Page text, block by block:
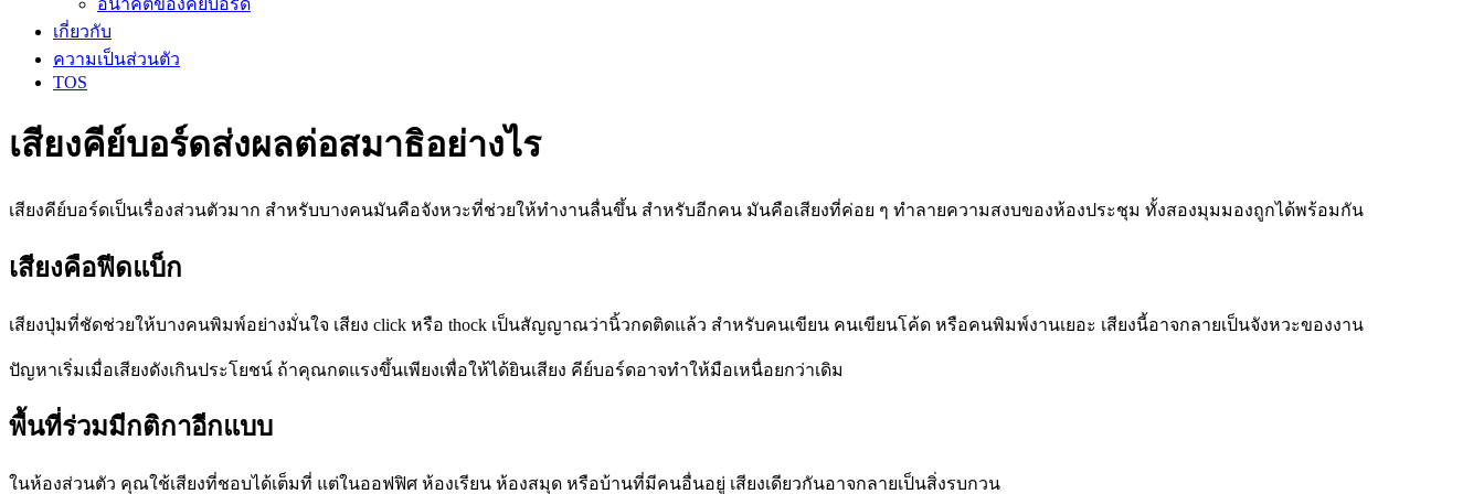
เกี่ยวกับ
ความเป็นส่วนตัว
TOS
เสียงคีย์บอร์ดส่งผลต่อสมาธิอย่างไร
เสียงคีย์บอร์ดเป็นเรื่องส่วนตัวมาก สำหรับบางคนมันคือจังหวะที่ช่วยให้ทำงานลื่นขึ้น สำหรับอีกคน มันคือเสียงที่ค่อย ๆ ทำลายความสงบของห้องประชุม ทั้งสองมุมมองถูกได้พร้อมกัน
เสียงคือฟีดแบ็ก
เสียงปุ่มที่ชัดช่วยให้บางคนพิมพ์อย่างมั่นใจ เสียง click หรือ thock เป็นสัญญาณว่านิ้วกดติดแล้ว สำหรับคนเขียน คนเขียนโค้ด หรือคนพิมพ์งานเยอะ เสียงนี้อาจกลายเป็นจังหวะของงาน
ปัญหาเริ่มเมื่อเสียงดังเกินประโยชน์ ถ้าคุณกดแรงขึ้นเพียงเพื่อให้ได้ยินเสียง คีย์บอร์ดอาจทำให้มือเหนื่อยกว่าเดิม
พื้นที่ร่วมมีกติกาอีกแบบ
ในห้องส่วนตัว คุณใช้เสียงที่ชอบได้เต็มที่ แต่ในออฟฟิศ ห้องเรียน ห้องสมุด หรือบ้านที่มีคนอื่นอยู่ เสียงเดียวกันอาจกลายเป็นสิ่งรบกวน